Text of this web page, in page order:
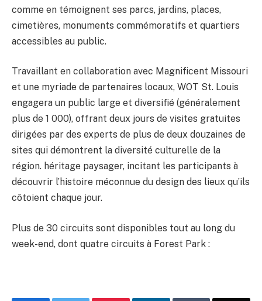
comme en témoignent ses parcs, jardins, places,
cimetières, monuments commémoratifs et quartiers
accessibles au public.
Travaillant en collaboration avec Magnificent Missouri
et une myriade de partenaires locaux, WOT St. Louis
engagera un public large et diversifié (généralement
plus de 1 000), offrant deux jours de visites gratuites
dirigées par des experts de plus de deux douzaines de
sites qui démontrent la diversité culturelle de la
région. héritage paysager, incitant les participants à
découvrir l’histoire méconnue du design des lieux qu’ils
côtoient chaque jour.
Plus de 30 circuits sont disponibles tout au long du
week-end, dont quatre circuits à Forest Park :